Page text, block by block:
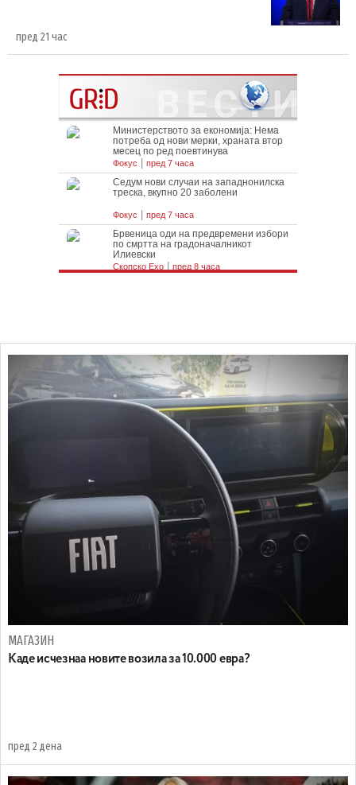
пред 21 час
МАГАЗИН
Каде исчезнаа новите возила за 10.000 евра?
пред 2 дена